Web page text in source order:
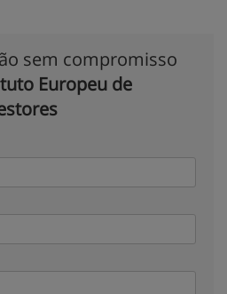
sem compromisso
Europeu de